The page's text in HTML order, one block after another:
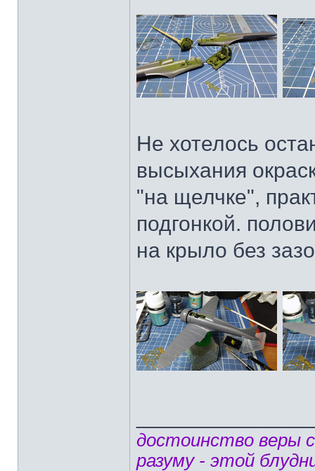
Не хотелось
высыхания
"на щелчке",
подгонкой.
на крыло без
достоинство веры
разуму - этой